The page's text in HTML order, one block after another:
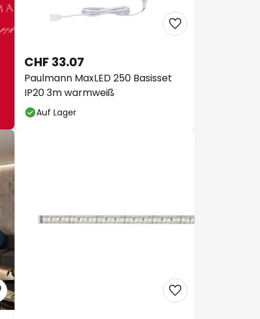
Paulmann MaxLED 250 Basisset
IP20 3m warmweiß
CHF 33.07
Auf Lager